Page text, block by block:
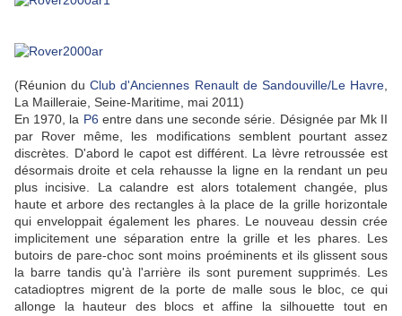
(Réunion duClub d'Anciennes Renault de Sandouville/Le Havre
La Mailleraie, Seine-Maritime, mai 2011)
En 1970, la P6 entre dans une seconde série. Désignée par Mk II
par Rover même, les modifications semblent pourtant assez
discrètes. D'abord le capot est différent. La lèvre retroussée est
désormais droite et cela rehausse la ligne en la rendant un peu
plus incisive. La calandre est alors totalement changée, plus
haute et arbore des rectangles à la place de la grille horizontale
qui enveloppait également les phares. Le nouveau dessin crée
implicitement une séparation entre la grille et les phares. Les
butoirs de pare-choc sont moins proéminents et ils glissent sous
la barre tandis qu'à l'arrière ils sont purement supprimés. Les
catadioptres migrent de la porte de malle sous le bloc, ce qui
allonge la hauteur des blocs et affine la silhouette tout en